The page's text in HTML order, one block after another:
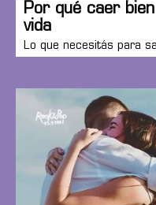
Por qué caer
vida
Lo que necesitás para